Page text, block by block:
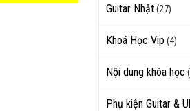
Guitar Nhật(27)
Khoá Học Vip (4)
Nội dung khóa học
Phụ kiện Guitar &